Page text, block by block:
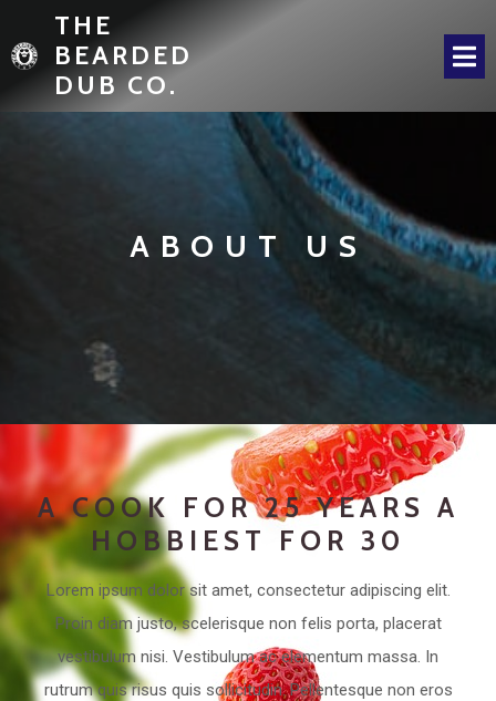
THE
BEARDED
DUB CO.
ABOUT US
A COOK FOR 25 YEARS A
HOBBIEST FOR 30
Lorem ipsum dolor sit amet, consectetur adipiscing elit.
Proin diam justo, scelerisque non felis porta, placerat
vestibulum nisi. Vestibulum ac elementum massa. In
rutrum quis risus quis sollicitudin. Pellentesque non eros